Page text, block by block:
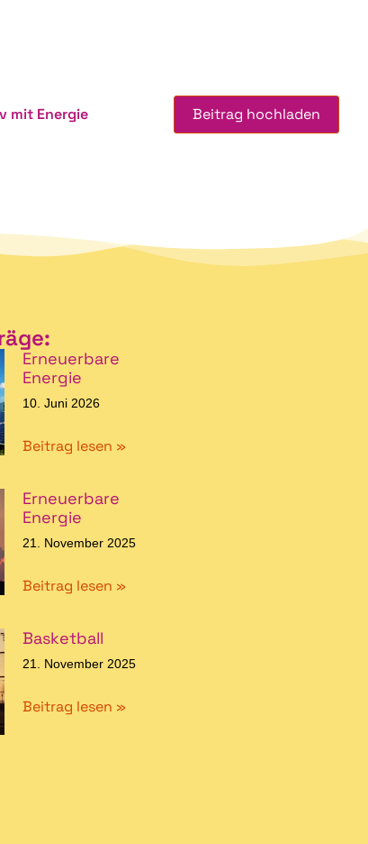
mit Energie Beitrag hochladen
Erneuerbare
Energie
10. Juni 2026
Beitrag lesen »
Erneuerbare
Energie
21. November 2025
Beitrag lesen »
Basketball
21. November 2025
Beitrag lesen »